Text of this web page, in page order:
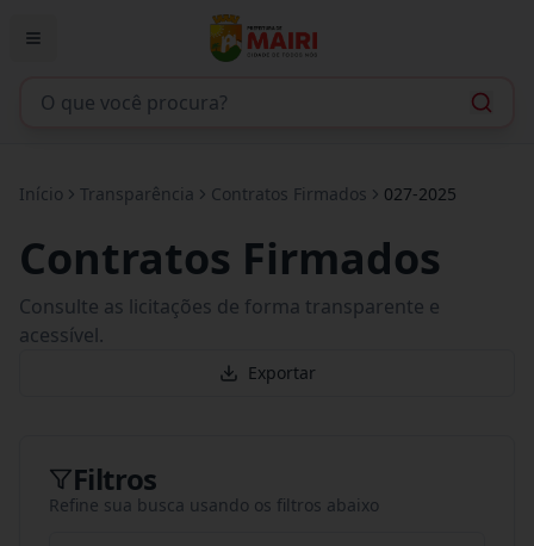
Início Transparência Contratos Firmados 027-2025
Contratos Firmados
Consulte as licitações de forma transparente e
acessível.
Exportar
Filtros
Refine sua busca usando os filtros abaixo